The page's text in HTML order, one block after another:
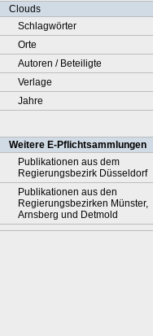
Clouds
Schlagwörter
Orte
Autoren / Beteiligte
Verlage
Jahre
Weitere E-Pflichtsammlungen
Publikationen aus dem
Regierungsbezirk Düsseldorf
Publikationen aus den
Regierungsbezirken Münster,
Arnsberg und Detmold